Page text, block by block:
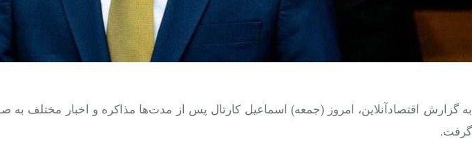
به گزارش اقتصادآنلاین، امروز (جمعه) اسماعیل کارتال پس از مدت‌ها مذاکره و اخبار مختلف
گرفت.